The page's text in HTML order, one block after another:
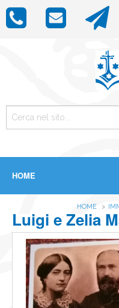
HOME
LIBRI
RIVISTE
ICONE
IMMAGINI
OGGETTISTICA
NEWS
CONTATTI
HOME
Luigi e Zelia